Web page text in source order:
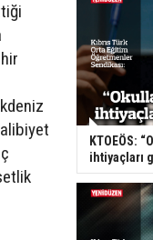
KTOEÖS:
ihtiyaçları